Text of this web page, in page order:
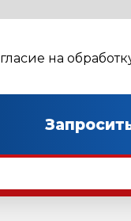
на